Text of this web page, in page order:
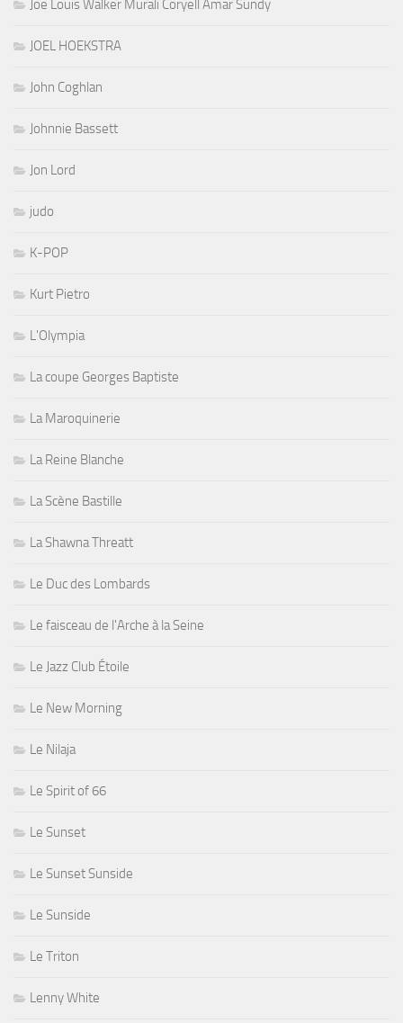
JOEL HOEKSTRA
John Coghlan
Johnnie Bassett
Jon Lord
judo
K-POP
Kurt Pietro
L'Olympia
La coupe Georges Baptiste
La Maroquinerie
La Reine Blanche
La Scène Bastille
La Shawna Threatt
Le Duc des Lombards
Le faisceau de l'Arche à la Seine
Le Jazz Club Étoile
Le New Morning
Le Nilaja
Le Spirit of 66
Le Sunset
Le Sunset Sunside
Le Sunside
Le Triton
Lenny White
Lenny Wolf